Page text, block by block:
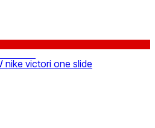
nike victori one slide